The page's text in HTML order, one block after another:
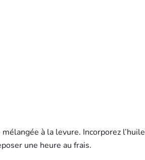
à la levure. Incorporez l’huile
une heure au frais.